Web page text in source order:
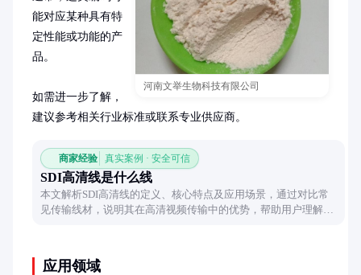
河南文举生物科技有限公司
能对应某种具有特
定性能或功能的产
品。
如需进一步了解，
建议参考相关行业标准或联系专业供应商。
商家经验 真实案例 · 安全可信
SDI高清线是什么线
本文解析SDI高清线的定义、核心特点及应用场景，通过对比常
见传输线材，说明其在高清视频传输中的优势，帮助用户理解其
应用领域